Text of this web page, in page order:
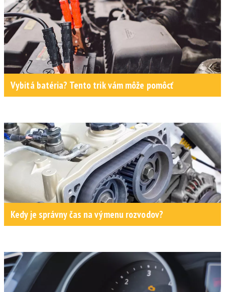
Vybitá batéria? Tento trik vám môže pomôcť
Kedy je správny čas na výmenu rozvodov?